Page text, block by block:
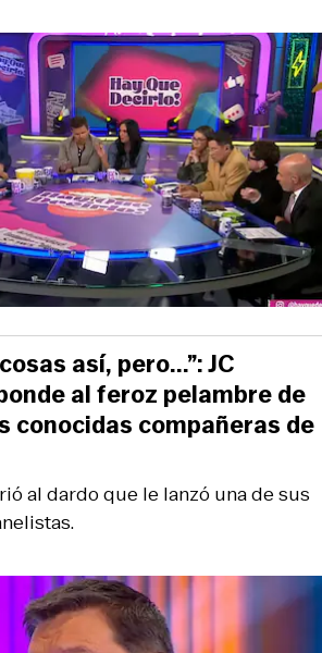
al dardo que le lanzó una de sus
así, pero...”: JC
al feroz pelambre de
conocidas compañeras de